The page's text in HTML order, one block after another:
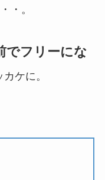
・。
でフリーにな
ケに。